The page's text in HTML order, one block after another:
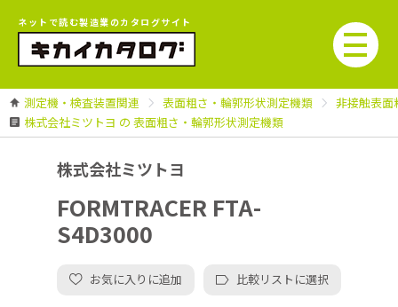
ネットで読む製造業のカタログサイト
測定機・検査装置関連 表面粗さ・輪郭形状測定機類
非接触表面
株式会社ミツトヨ の 表面粗さ・輪郭形状測定機類
株式会社ミツトヨ
FORMTRACER FTA-
S4D3000
お気に入りに追加 比較リストに選択